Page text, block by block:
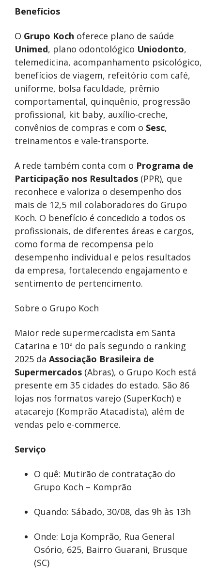
Benefícios
O Grupo Koch oferece plano de saúde
Unimed, plano odontológico Uniodonto,
telemedicina, acompanhamento psicológico,
benefícios de viagem, refeitório com café,
uniforme, bolsa faculdade, prêmio
comportamental, quinquênio, progressão
profissional, kit baby, auxílio-creche,
convênios de compras e com o Sesc,
treinamentos e vale-transporte.
A rede também conta com o Programa de
Participação nos Resultados (PPR), que
reconhece e valoriza o desempenho dos
mais de 12,5 mil colaboradores do Grupo
Koch. O benefício é concedido a todos os
profissionais, de diferentes áreas e cargos,
como forma de recompensa pelo
desempenho individual e pelos resultados
da empresa, fortalecendo engajamento e
sentimento de pertencimento.
Sobre o Grupo Koch
Maior rede supermercadista em Santa
Catarina e 10ª do país segundo o ranking
2025 da Associação Brasileira de
Supermercados (Abras), o Grupo Koch está
presente em 35 cidades do estado. São 86
lojas nos formatos varejo (SuperKoch) e
atacarejo (Komprão Atacadista), além de
vendas pelo e-commerce.
Serviço
O quê: Mutirão de contratação do
Grupo Koch – Komprão
Quando: Sábado, 30/08, das 9h às 13h
Onde: Loja Komprão, Rua General
Osório, 625, Bairro Guarani, Brusque
(SC)